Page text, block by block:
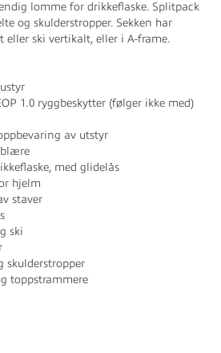
lomme for drikkeflaske. Splitpack
og skulderstropper. Sekken har
eller ski vertikalt, eller i A-frame.
1.0 ryggbeskytter (følger ikke med)
av utstyr
med glidelås
hjelm
staver
ski
skulderstropper
toppstrammere